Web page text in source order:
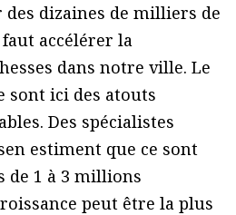
dizaines de milliers de
accélérer la
dans notre ville. Le
sont ici des atouts
Des spécialistes
estiment que ce sont
de 1 à 3 millions
peut être la plus